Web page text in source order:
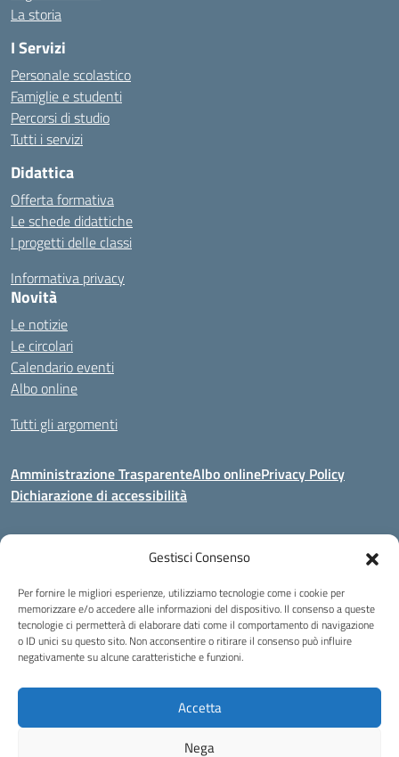
Gestisci Consenso
Per fornire le migliori esperienze, utilizziamo tecnologie come i cookie per
memorizzare e/o accedere alle informazioni del dispositivo. Il consenso a queste
tecnologie ci permetterà di elaborare dati come il comportamento di navigazione
o ID unici su questo sito. Non acconsentire o ritirare il consenso può influire
negativamente su alcune caratteristiche e funzioni.
Accetta
Nega
La storia
I Servizi
Personale scolastico
Famiglie e studenti
Percorsi di studio
Tutti i servizi
Didattica
Offerta formativa
Le schede didattiche
I progetti delle classi
Informativa privacy
Novità
Le notizie
Le circolari
Calendario eventi
Albo online
Tutti gli argomenti
Amministrazione TrasparenteAlbo onlinePrivacy Policy
Dichiarazione di accessibilità
Via Corridoni 34/36 Milano
Posta elettronica certificata (PEC):miic8de001@pec.istruzione.it
Codice fiscale: 80124970155
Istituto Omnicomprensivo Musicale Statale
Via Corridoni 34/36 Milano | Tel. 02 88446647 Fax 02-88.440.328
miic8de001@istruzione.it | miic8de001@pec.istruzione.it
C.F. 80124970155